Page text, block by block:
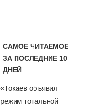
САМОЕ ЧИТАЕМОЕ
ЗА ПОСЛЕДНИЕ 10
ДНЕЙ
«Токаев объявил
режим тотальной